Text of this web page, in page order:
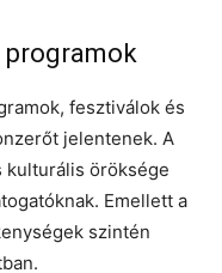
programok
fesztiválok és
jelentenek. A
kulturális öröksége
Emellett a
szintén